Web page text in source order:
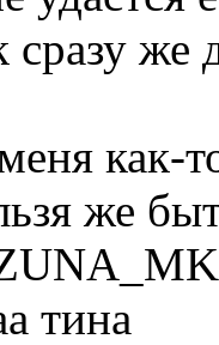
же
как-
же
тина